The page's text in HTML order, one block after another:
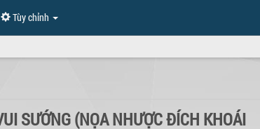
Tùy chỉnh
SƯỚNG (NỌA NHƯỢC ĐÍCH KHOÁI